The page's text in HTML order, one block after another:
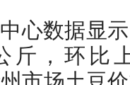
心数据显
斤，环比